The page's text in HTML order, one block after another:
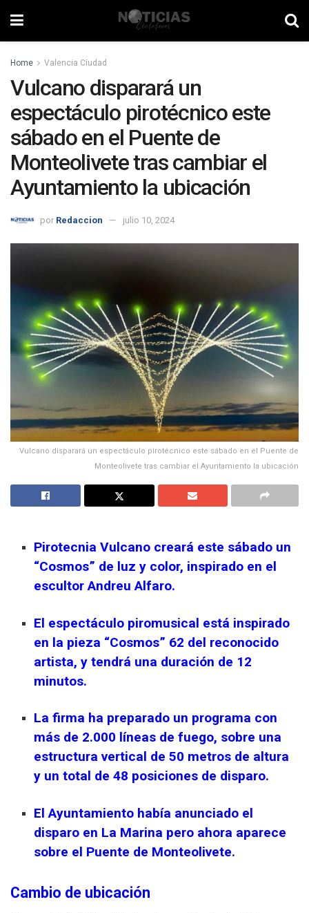
Home Valencia Ciudad
Vulcano disparará un
espectáculo pirotécnico este
sábado en el Puente de
Monteolivete tras cambiar el
Ayuntamiento la ubicación
por Redaccion julio 10, 2024
Vulcano disparará un espectáculo pirotécnico este sábado en el Puente de
Monteolivete tras cambiar el Ayuntamiento la ubicación
Pirotecnia Vulcano creará este sábado un
“Cosmos” de luz y color, inspirado en el
escultor Andreu Alfaro.
El espectáculo piromusical está inspirado
en la pieza “Cosmos” 62 del reconocido
artista, y tendrá una duración de 12
minutos.
La firma ha preparado un programa con
más de 2.000 líneas de fuego, sobre una
estructura vertical de 50 metros de altura
y un total de 48 posiciones de disparo.
El Ayuntamiento había anunciado el
disparo en La Marina pero ahora aparece
sobre el Puente de Monteolivete.
Cambio de ubicación